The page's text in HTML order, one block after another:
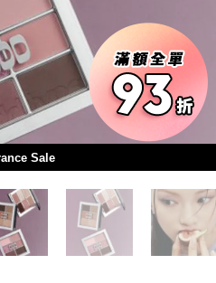
Sale